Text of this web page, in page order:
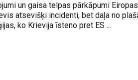
un gaisa telpas pārkāpumi
atsevišķi incidenti, bet daļa no
ko Krievija īsteno pret ES ...